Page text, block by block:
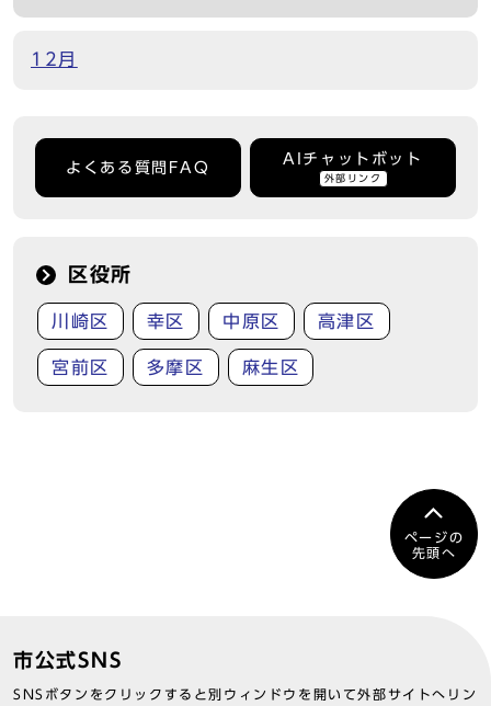
12月
よくある質問FAQ
AIチャットボット
外部リンク
区役所
川崎区 幸区 中原区 高津区
宮前区 多摩区 麻生区
ページの
先頭へ
市公式SNS
SNSボタンをクリックすると別ウィンドウを開いて外部サイトへリン